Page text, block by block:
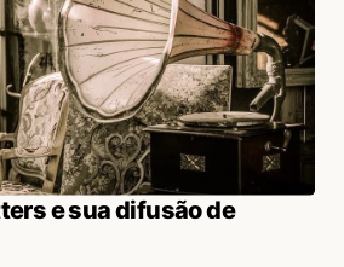
e sua difusão de